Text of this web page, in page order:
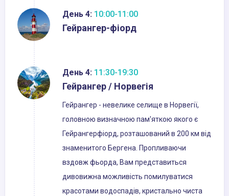
День 4: 10:00-11:00
Гейрангер-фіорд
День 4: 11:30-19:30
Гейрангер / Норвегія
Гейрангер - невелике селище в Норвегії,
головною визначною пам'яткою якого є
Гейрангерфіорд, розташований в 200 км від
знаменитого Бергена. Пропливаючи
вздовж фьорда, Вам представиться
дивовижна можливість помилуватися
красотами водоспадів, кристально чиста